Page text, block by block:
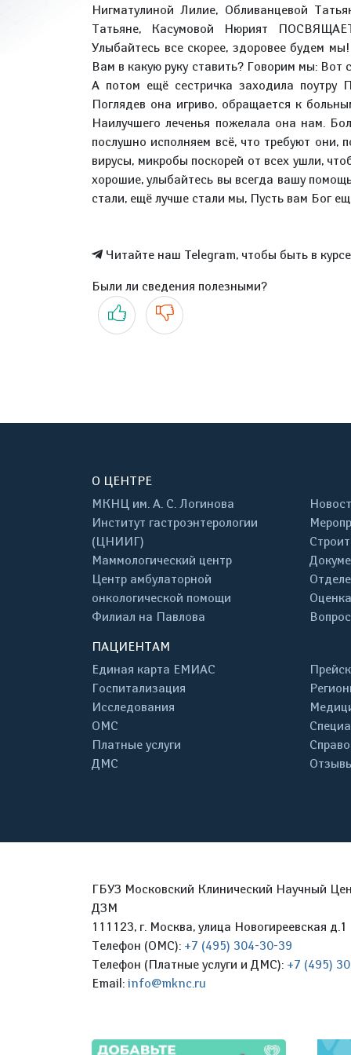
Нигматулиной Лилие, Обливанцевой
Татьяне, Касумовой Нюрият
Улыбайтесь все скорее, здоровее будем
Вам в какую руку ставить? Говорим мы:
А потом ещё сестричка заходила поутру
Поглядев она игриво, обращается к
Наилучшего леченья пожелала она нам.
послушно исполняем всё, что требуют
вирусы, микробы поскорей от всех ушли,
хорошие, улыбайтесь вы всегда вашу
стали, ещё лучше стали мы, Пусть вам
Читайте наш Telegram, чтобы быть в
Были ли сведения полезными?
Да Нет
О ЦЕНТРЕ
МКНЦ им. А. С. Логинова
Институт гастроэнтерологии
(ЦНИИГ)
Маммологический центр
Центр амбулаторной
онкологической помощи
Филиал на Павлова
ПАЦИЕНТАМ
Единая карта ЕМИАС
Госпитализация
Исследования
ОМС
Платные услуги
ДМС
ГБУЗ Московский Клинический Научный
ДЗМ
111123, г. Москва, улица Новогиреевская д.1
Телефон (ОМС): +7 (495) 304-30-39
Телефон (Платные услуги и ДМС): +7 (495)
Email: info@mknc.ru